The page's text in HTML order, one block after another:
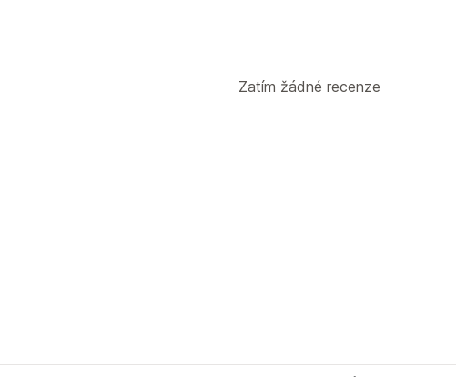
Zatím žádné recenze